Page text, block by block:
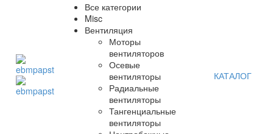
Все категории
Misc
Вентиляция
Моторы
вентиляторов
Осевые
вентиляторы
Радиальные
вентиляторы
Тангенциальные
вентиляторы
КАТАЛОГ